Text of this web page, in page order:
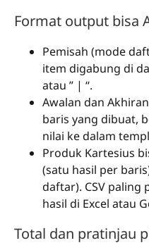
Format output bisa
Pemisah (mode
item digabung di
atau ” | “.
Awalan dan
baris yang dibuat,
nilai ke dalam
Produk Kartesius
(satu hasil per
daftar). CSV paling
hasil di Excel atau
Total dan pratinjau